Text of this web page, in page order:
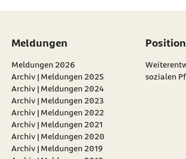
Meldungen
Meldungen 2026
Archiv | Meldungen 2025
Archiv | Meldungen 2024
Archiv | Meldungen 2023
Archiv | Meldungen 2022
Archiv | Meldungen 2021
Archiv | Meldungen 2020
Archiv | Meldungen 2019
sozialen